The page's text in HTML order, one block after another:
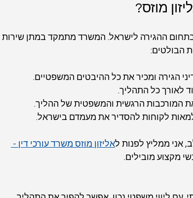
מוזס?
בתחום ההגירה לישראל. המשרד מתמקד במתן שירות
הבולטים:
הגירה ומכיר את כל ההיבטים המשפטיים.
לאורך כל התהליך.
המורכבות הרגשית והמשפטית של ההליך.
לקוחות להסדיר את מעמדם בישראל.
ממליץ לפנות לאליזון מוזס משרד עורכי דין -
מקצוע מובילים.